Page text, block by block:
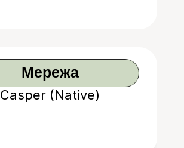
Мережа
Casper (Native)